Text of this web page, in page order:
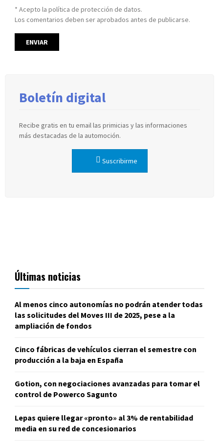
* Acepto la política de protección de datos.
Los comentarios deben ser aprobados antes de publicarse.
Boletín digital
Recibe gratis en tu email las primicias y las informaciones
más destacadas de la automoción.
Suscribirme
Últimas noticias
Al menos cinco autonomías no podrán atender todas
las solicitudes del Moves III de 2025, pese a la
ampliación de fondos
Cinco fábricas de vehículos cierran el semestre con
producción a la baja en España
Gotion, con negociaciones avanzadas para tomar el
control de Powerco Sagunto
Lepas quiere llegar «pronto» al 3% de rentabilidad
media en su red de concesionarios